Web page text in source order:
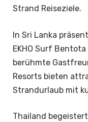
Strand Reiseziele.
In Sri Lanka
EKHO Surf
berühmte
Resorts bieten
Strandurlaub mit
Thailand